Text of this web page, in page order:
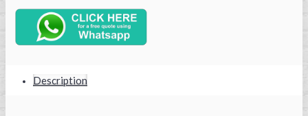
Description